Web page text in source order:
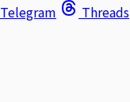
Telegram Threads